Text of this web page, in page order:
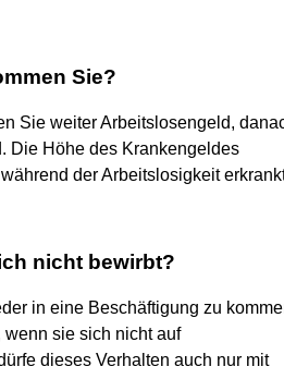
Sie?
Sie weiter Arbeitslosengeld,
Die Höhe des Krankengeldes
der Arbeitslosigkeit
nicht bewirbt?
in eine Beschäftigung zu
sie sich nicht auf
dieses Verhalten auch nur mit